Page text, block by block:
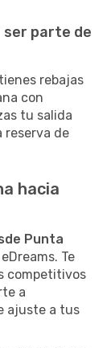
parte de
rebajas
con
tu salida
reserva de
hacia
Punta
Te
competitivos
a
ajuste a tus